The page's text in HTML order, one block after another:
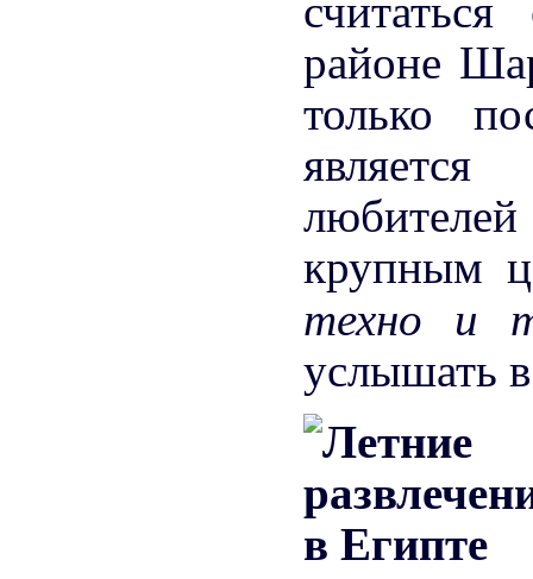
районе
только
крупным
техно и